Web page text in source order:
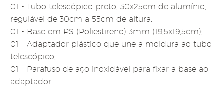
01 - Tubo telescópico preto, 30x25cm de alumínio,
regulável de 30cm a 55cm de altura;
01 - Base em PS (Poliestireno) 3mm (19,5x19,5cm);
01 - Adaptador plástico que une a moldura ao tubo
telescópico;
01 - Parafuso de aço inoxidável para fixar a base ao
adaptador.